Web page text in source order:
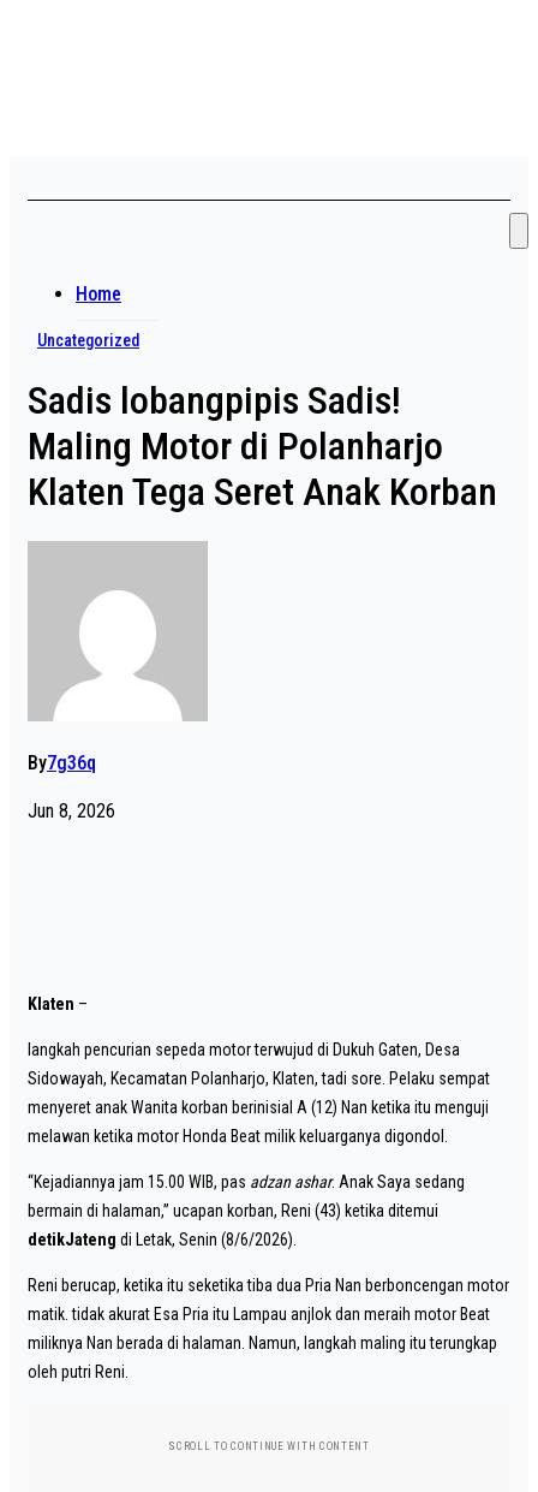
Home
Uncategorized
Sadis lobangpipis Sadis!
Maling Motor di Polanharjo
Klaten Tega Seret Anak Korban
By7g36q
Jun 8, 2026
Klaten –
langkah pencurian sepeda motor terwujud di Dukuh Gaten, Desa
Sidowayah, Kecamatan Polanharjo, Klaten, tadi sore. Pelaku sempat
menyeret anak Wanita korban berinisial A (12) Nan ketika itu menguji
melawan ketika motor Honda Beat milik keluarganya digondol.
“Kejadiannya jam 15.00 WIB, pas adzan ashar. Anak Saya sedang
bermain di halaman,” ucapan korban, Reni (43) ketika ditemui
detikJateng di Letak, Senin (8/6/2026).
Reni berucap, ketika itu seketika tiba dua Pria Nan berboncengan motor
matik. tidak akurat Esa Pria itu Lampau anjlok dan meraih motor Beat
miliknya Nan berada di halaman. Namun, langkah maling itu terungkap
oleh putri Reni.
SCROLL TO CONTINUE WITH CONTENT